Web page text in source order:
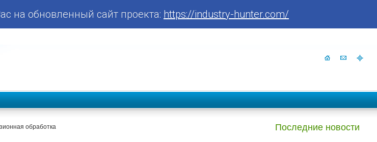
на обновленный сайт проекта: https://industry-hunter.com/
обработка Последние новости